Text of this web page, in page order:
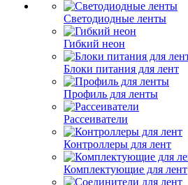
Светодиодные ленты
Гибкий неон
Блоки питания для лент
Профиль для ленты
Рассеиватели
Контроллеры для лент
Комплектующие для лент